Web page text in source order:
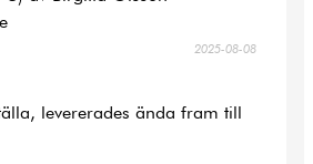
2025-08-08
levererades ända fram till